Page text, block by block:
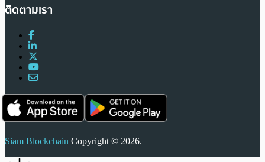
ติดตามเรา
Siam Blockchain Copyright © 2026.